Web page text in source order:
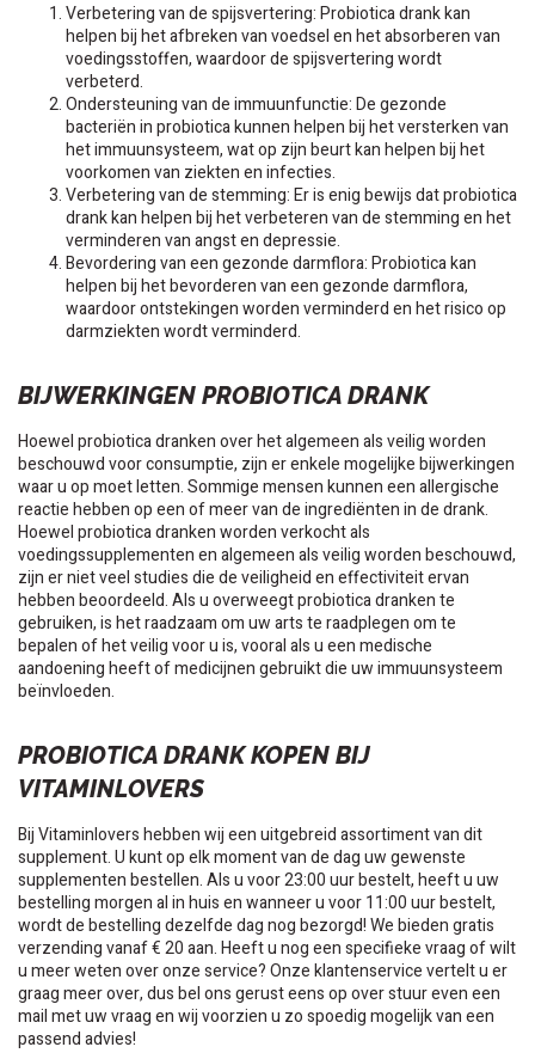
Verbetering van de spijsvertering: Probiotica drank kan
helpen bij het afbreken van voedsel en het absorberen van
voedingsstoffen, waardoor de spijsvertering wordt
verbeterd.
Ondersteuning van de immuunfunctie: De gezonde
bacteriën in probiotica kunnen helpen bij het versterken van
het immuunsysteem, wat op zijn beurt kan helpen bij het
voorkomen van ziekten en infecties.
Verbetering van de stemming: Er is enig bewijs dat probiotica
drank kan helpen bij het verbeteren van de stemming en het
verminderen van angst en depressie.
Bevordering van een gezonde darmflora: Probiotica kan
helpen bij het bevorderen van een gezonde darmflora,
waardoor ontstekingen worden verminderd en het risico op
darmziekten wordt verminderd.
BIJWERKINGEN PROBIOTICA DRANK
Hoewel probiotica dranken over het algemeen als veilig worden
beschouwd voor consumptie, zijn er enkele mogelijke bijwerkingen
waar u op moet letten. Sommige mensen kunnen een allergische
reactie hebben op een of meer van de ingrediënten in de drank.
Hoewel probiotica dranken worden verkocht als
voedingssupplementen en algemeen als veilig worden beschouwd,
zijn er niet veel studies die de veiligheid en effectiviteit ervan
hebben beoordeeld. Als u overweegt probiotica dranken te
gebruiken, is het raadzaam om uw arts te raadplegen om te
bepalen of het veilig voor u is, vooral als u een medische
aandoening heeft of medicijnen gebruikt die uw immuunsysteem
beïnvloeden.
PROBIOTICA DRANK KOPEN BIJ
VITAMINLOVERS
Bij Vitaminlovers hebben wij een uitgebreid assortiment van dit
supplement. U kunt op elk moment van de dag uw gewenste
supplementen bestellen. Als u voor 23:00 uur bestelt, heeft u uw
bestelling morgen al in huis en wanneer u voor 11:00 uur bestelt,
wordt de bestelling dezelfde dag nog bezorgd! We bieden gratis
verzending vanaf € 20 aan. Heeft u nog een specifieke vraag of wilt
u meer weten over onze service? Onze klantenservice vertelt u er
graag meer over, dus bel ons gerust eens op over stuur even een
mail met uw vraag en wij voorzien u zo spoedig mogelijk van een
passend advies!